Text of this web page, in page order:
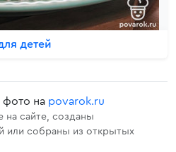
детей
на povarok.ru
сайте, созданы
или собраны из открытых